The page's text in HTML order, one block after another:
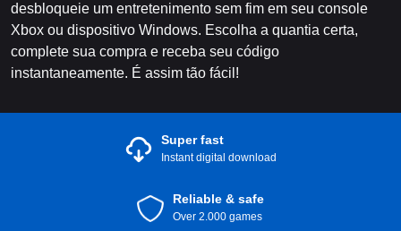
desbloqueie um entretenimento sem fim em seu console
Xbox ou dispositivo Windows. Escolha a quantia certa,
complete sua compra e receba seu código
instantaneamente. É assim tão fácil!
Super fast
Instant digital download
Reliable & safe
Over 2.000 games